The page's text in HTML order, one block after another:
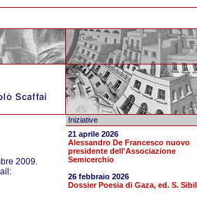
2009.
Iniziative
21 aprile 2026
Alessandro De Francesco nuovo
presidente dell'Associazione
Semicerchio
26 febbraio 2026
Dossier Poesia di Gaza, ed. S.